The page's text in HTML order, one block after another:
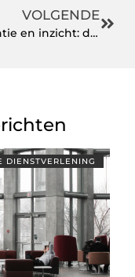
VOLGENDE
Efficiëntie en inzicht: de sleutel tot een succesvolle administratie
DIENSTVERLENING